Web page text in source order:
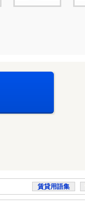
賃貸用語集